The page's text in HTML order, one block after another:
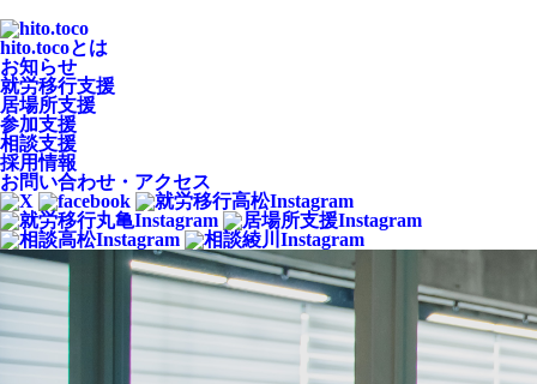
hito.tocoとは
お知らせ
就労移行支援
居場所支援
参加支援
相談支援
採用情報
お問い合わせ・アクセス